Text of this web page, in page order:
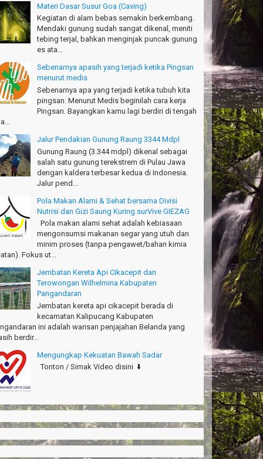
- Sydney
Bodyrafting Green canyon, extreme, enjoy dan
- Kudus
banget Pantai Batukaras!
- Kuningan
サイティングなツアー。ありがとう Arief
Osaka Japan
palace
- Fukusima Japan
Materi Dasar Susur Goa (Caving)
Kegiatan di alam bebas semakin berkembang.
Mendaki gunung sudah sangat dikenal, meniti
tebing terjal, bahkan menginjak puncak gunung
es ata...
Sebenarnya apasih yang terjadi ketika Pingsan
menurut medis
Sebenarnya apa yang terjadi ketika tubuh kita
pingsan. Menurut Medis beginilah cara kerja
Pingsan. Bayangkan kamu lagi berdiri di tengah
Jalur Pendakian Gunung Raung 3344 Mdpl
Gunung Raung (3.344 mdpl) dikenal sebagai
salah satu gunung terekstrem di Pulau Jawa
dengan kaldera terbesar kedua di Indonesia.
Jalur pend...
Pola Makan Alami & Sehat bersama Divisi
Nutrisi dan Gizi Saung Kuring surVive GIEZAG
Pola makan alami sehat adalah kebiasaan
mengonsumsi makanan segar yang utuh dan
minim proses (tanpa pengawet/bahan kimia
Fokus ut...
Jembatan Kereta Api Cikacepit dan
Terowongan Wilhelmina Kabupaten
Pangandaran
Jembatan kereta api cikacepit berada di
kecamatan Kalipucang Kabupaten
ini adalah warisan penjajahan Belanda yang
berdir...
Mengungkap Kekuatan Bawah Sadar
Tonton / Simak Video disini ⬇️